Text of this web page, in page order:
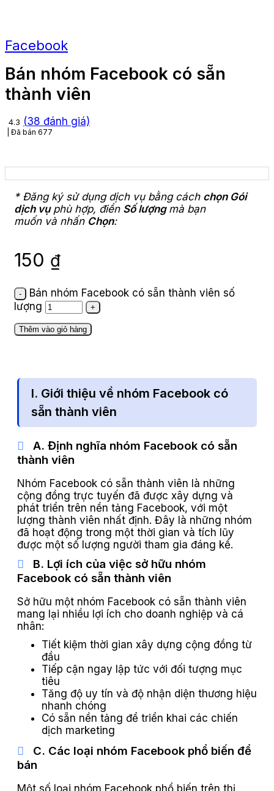
Facebook
Bán nhóm Facebook có sẵn
thành viên
4.3 (38 đánh giá)
Đã bán 677
* Đăng ký sử dụng dịch vụ bằng cách chọn Gói
dịch vụphù hợp, điền Số lượng mà bạn
muốn và nhấn Chọn:
150 ₫
Bán nhóm Facebook có sẵn thành viên số
lượng
Thêm vào giỏ hàng
I. Giới thiệu về nhóm Facebook có
sẵn thành viên
A. Định nghĩa nhóm Facebook có sẵn
thành viên
Nhóm Facebook có sẵn thành viên là những
cộng đồng trực tuyến đã được xây dựng và
phát triển trên nền tảng Facebook, với một
lượng thành viên nhất định. Đây là những nhóm
đã hoạt động trong một thời gian và tích lũy
được một số lượng người tham gia đáng kể.
B. Lợi ích của việc sở hữu nhóm
Facebook có sẵn thành viên
Sở hữu một nhóm Facebook có sẵn thành viên
mang lại nhiều lợi ích cho doanh nghiệp và cá
nhân:
Tiết kiệm thời gian xây dựng cộng đồng từ
đầu
Tiếp cận ngay lập tức với đối tượng mục
tiêu
Tăng độ uy tín và độ nhận diện thương hiệu
nhanh chóng
Có sẵn nền tảng để triển khai các chiến
dịch marketing
C. Các loại nhóm Facebook phổ biến để
bán